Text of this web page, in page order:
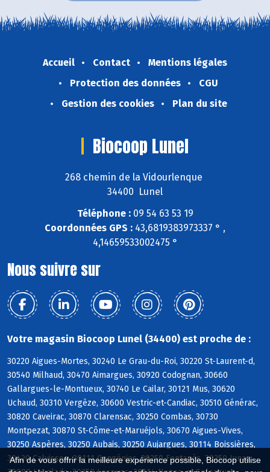
Afin de vous offrir la meilleure expérience possible, Biocoop utilise
Accueil Contact
Mentions légales
Protection des données
CGU
Gestion des cookies
Plan du site
Biocoop Lunel
268 chemin de la Vidourlenque
34400 Lunel
Téléphone :09 54 63 53 19
Coordonnées GPS : 43,6819383973337 ° ,
4,14659533002475 °
Nous suivre sur
Votre magasin Biocoop Lunel (34400) est proche de :
30220 Aigues-Mortes, 30240 Le Grau-du-Roi, 30220 St-Laurent-d,
30540 Milhaud, 30470 Aimargues, 30920 Codognan, 30660
Gallargues-le-Montueux, 30740 Le Cailar, 30121 Mus, 30620
Uchaud, 30310 Vergèze, 30600 Vestric-et-Candiac, 30510 Générac,
30820 Caveirac, 30870 Clarensac, 30250 Combas, 30730
Montpezat, 30870 St-Côme-et-Maruéjols, 30670 Aigues-Vives,
30250 Aspères, 30250 Aubais, 30250 Aujargues, 30114 Boissières,
30420 Calvisson, 30111 Congénies, 30250 Fontanès, 30250 Junas,